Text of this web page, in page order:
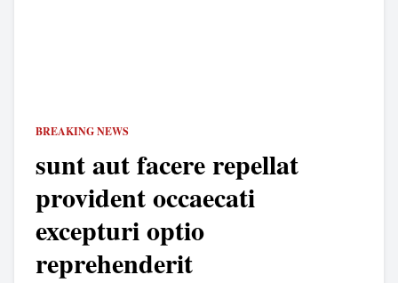
BREAKING NEWS
sunt aut facere repellat
provident occaecati
excepturi optio
reprehenderit